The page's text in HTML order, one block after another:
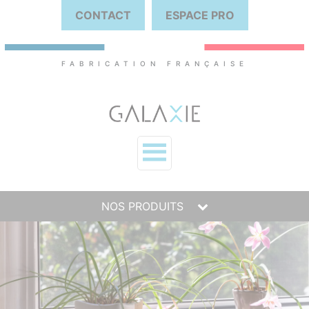
CONTACT ESPACE PRO
FABRICATION FRANÇAISE
NOS PRODUITS